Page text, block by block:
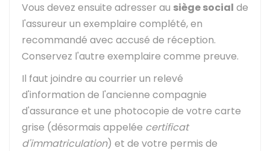
Vous devez ensuite adresser au siège social de
l'assureur un exemplaire complété, en
recommandé avec accusé de réception.
Conservez l'autre exemplaire comme preuve.
Il faut joindre au courrier un relevé
d'information de l'ancienne compagnie
d'assurance et une photocopie de votre carte
grise (désormais appelée certificat
d'immatriculation) et de votre permis de